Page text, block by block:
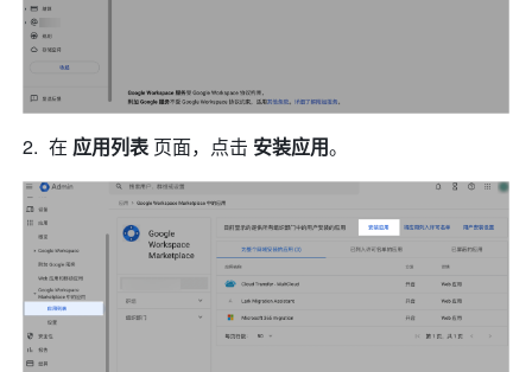
在 应用列表 页面，点击 安装应用。